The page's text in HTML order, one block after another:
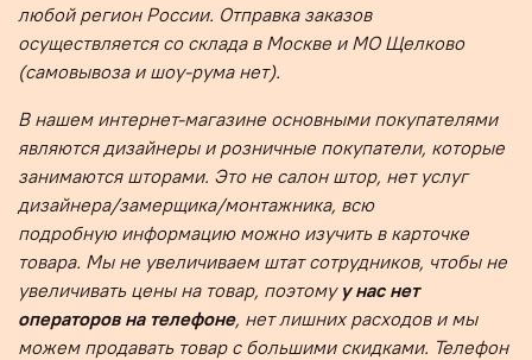
любой регион России. Отправка заказов
осуществляется со склада в Москве и МО Щелково
(самовывоза и шоу-рума нет).
В нашем интернет-магазине основными покупателями
являются дизайнеры и розничные покупатели, которые
занимаются шторами. Это не салон штор, нет услуг
дизайнера/замерщика/монтажника, всю
подробную информацию можно изучить в карточке
товара. Мы не увеличиваем штат сотрудников, чтобы не
увеличивать цены на товар, поэтому у нас нет
операторов на телефоне, нет лишних расходов и мы
можем продавать товар с большими скидками. Телефон